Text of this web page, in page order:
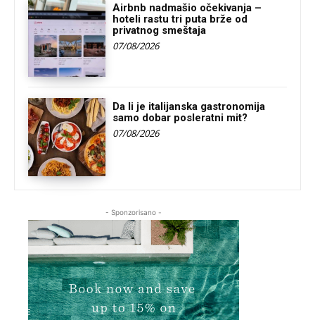
Airbnb nadmašio očekivanja –
hoteli rastu tri puta brže od
privatnog smeštaja
07/08/2026
Da li je italijanska gastronomija
samo dobar posleratni mit?
07/08/2026
- Sponzorisano -